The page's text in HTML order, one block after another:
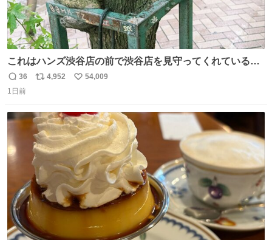
これはハンズ渋谷店の前で渋谷店を見守ってくれている
「くつろ木」。
返
信
36
リ
ト
数
4,952
い
数
54,009
1日前